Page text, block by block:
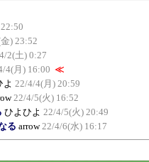
) 23:52
2(土) 0:27
4(月) 16:00 ≪
よ 22/4/4(月) 20:59
22/4/5(火) 16:52
ひよひよ 22/4/5(火) 20:49
る arrow 22/4/6(水) 16:17